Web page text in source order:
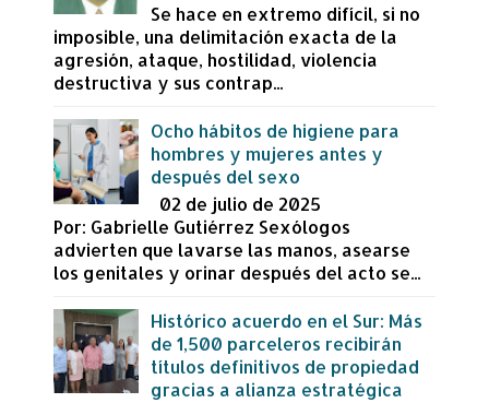
Se hace en extremo difícil, si no
imposible, una delimitación exacta de la
agresión, ataque, hostilidad, violencia
destructiva y sus contrap...
Ocho hábitos de higiene para
hombres y mujeres antes y
después del sexo
02 de julio de 2025
Por: Gabrielle Gutiérrez Sexólogos
advierten que lavarse las manos, asearse
los genitales y orinar después del acto se...
Histórico acuerdo en el Sur: Más
de 1,500 parceleros recibirán
títulos definitivos de propiedad
gracias a alianza estratégica